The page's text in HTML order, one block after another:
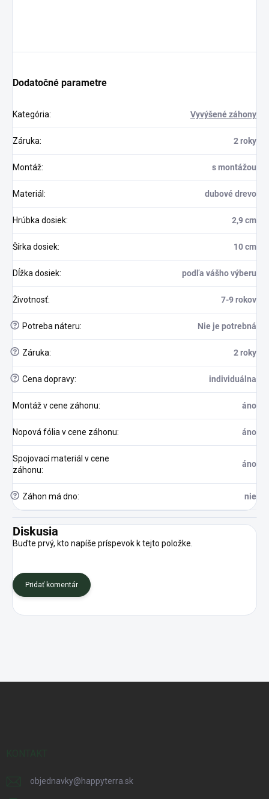
Dodatočné parametre
Kategória: Vyvýšené záhony
Záruka: 2 roky
Montáž: s montážou
Materiál: dubové drevo
Hrúbka dosiek: 2,9 cm
Šírka dosiek: 10 cm
Dĺžka dosiek: podľa vášho výberu
Životnosť: 7-9 rokov
? Potreba náteru: Nie je potrebná
? Záruka: 2 roky
? Cena dopravy: individuálna
Montáž v cene záhonu: áno
Nopová fólia v cene záhonu: áno
Spojovací materiál v cene
záhonu:
áno
? Záhon má dno: nie
Diskusia
Buďte prvý, kto napíše príspevok k tejto položke.
Pridať komentár
objednavky@happyterra.sk